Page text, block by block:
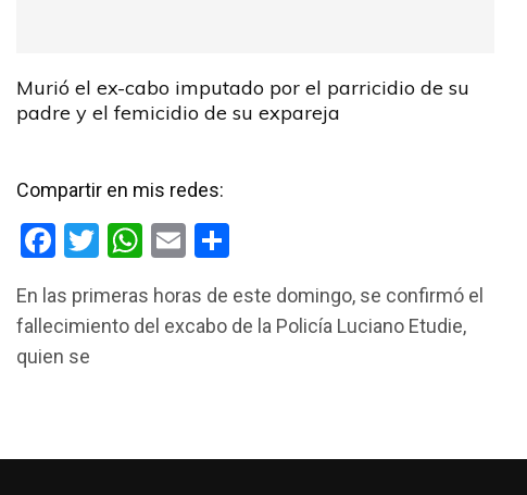
Murió el ex-cabo imputado por el parricidio de su
padre y el femicidio de su expareja
Compartir en mis redes:
F
ce
b
k
T
tt
er
W
at
s
p
E
ail m
p
En las primeras horas de este domingo, se confirmó el
fallecimiento del excabo de la Policía Luciano Etudie,
quien se